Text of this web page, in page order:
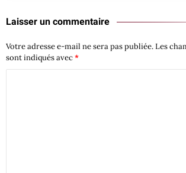
Laisser un commentaire
Votre adresse e-mail ne sera pas publiée.Les
sont indiqués avec*